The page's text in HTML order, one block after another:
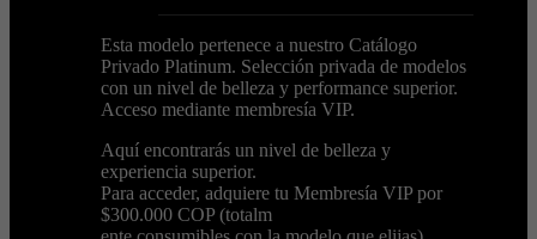
Esta modelo pertenece a nuestro Catálogo
Privado Platinum. Selección privada de modelos
con un nivel de belleza y performance superior.
Acceso mediante membresía VIP.
Aquí encontrarás un nivel de belleza y
experiencia superior.
Para acceder, adquiere tu Membresía VIP por
$300.000 COP (totalm